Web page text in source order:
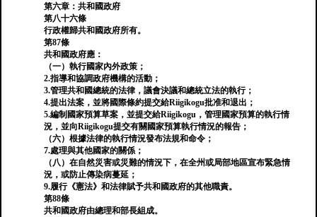
第六章：共和國政府
第八十六條
行政權歸共和國政府所有。
第87條
共和國政府應：
（一）執行國家內外政策；
2.指導和協調政府機構的活動；
3.管理共和國總統的法律，議會決議和總統立法的執行；
4.提出法案，並將國際條約提交給Riigikogu批准和退出；
5.編制國家預算草案，並提交給Riigikogu，管理國家預算的執行情
況，並向Riigikogu提交有關國家預算執行情況的報告；
（六）根據法律的執行情況發布法規和命令；
7.處理與其他國家的關係；
（八）在自然災害或災難的情況下，在全州或局部地區宣布緊急情
況，或防止傳染病蔓延；
9.履​​行《憲法》和法律賦予共和國政府的其他職責。
第88條
共和國政府由總理和部長組成。